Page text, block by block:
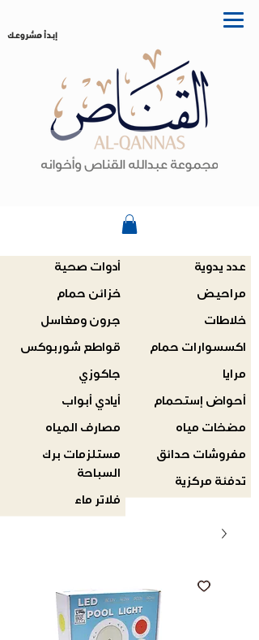
إبدأ مشروعك
أدوات صحية
خزائن حمام
جرون ومغاسل
قواطع شوربوكس
جاكوزي
أيادي أبواب
مصارف المياه
مستلزمات برك
السباحة
فلاتر ماء
عدد يدوية
مراحيض
خلاطات
اكسسوارات حمام
مرايا
أحواض إستحمام
مضخات مياه
مفروشات حدائق
تدفئة مركزية